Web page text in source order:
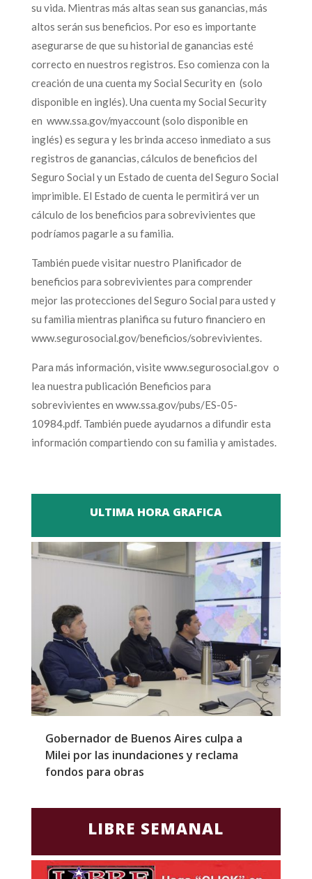
su vida. Mientras más altas sean sus ganancias, más
altos serán sus beneficios. Por eso es importante
asegurarse de que su historial de ganancias esté
correcto en nuestros registros. Eso comienza con la
creación de una cuenta my Social Security en (solo
disponible en inglés). Una cuenta my Social Security
en www.ssa.gov/myaccount (solo disponible en
inglés) es segura y les brinda acceso inmediato a sus
registros de ganancias, cálculos de beneficios del
Seguro Social y un Estado de cuenta del Seguro Social
imprimible. El Estado de cuenta le permitirá ver un
cálculo de los beneficios para sobrevivientes que
podríamos pagarle a su familia.
También puede visitar nuestro Planificador de
beneficios para sobrevivientes para comprender
mejor las protecciones del Seguro Social para usted y
su familia mientras planifica su futuro financiero en
www.segurosocial.gov/beneficios/sobrevivientes.
Para más información, visite www.segurosocial.gov o
lea nuestra publicación Beneficios para
sobrevivientes en www.ssa.gov/pubs/ES-05-
10984.pdf. También puede ayudarnos a difundir esta
información compartiendo con su familia y amistades.
ULTIMA HORA GRAFICA
Gobernador de Buenos Aires culpa a
Milei por las inundaciones y reclama
fondos para obras
LIBRE SEMANAL